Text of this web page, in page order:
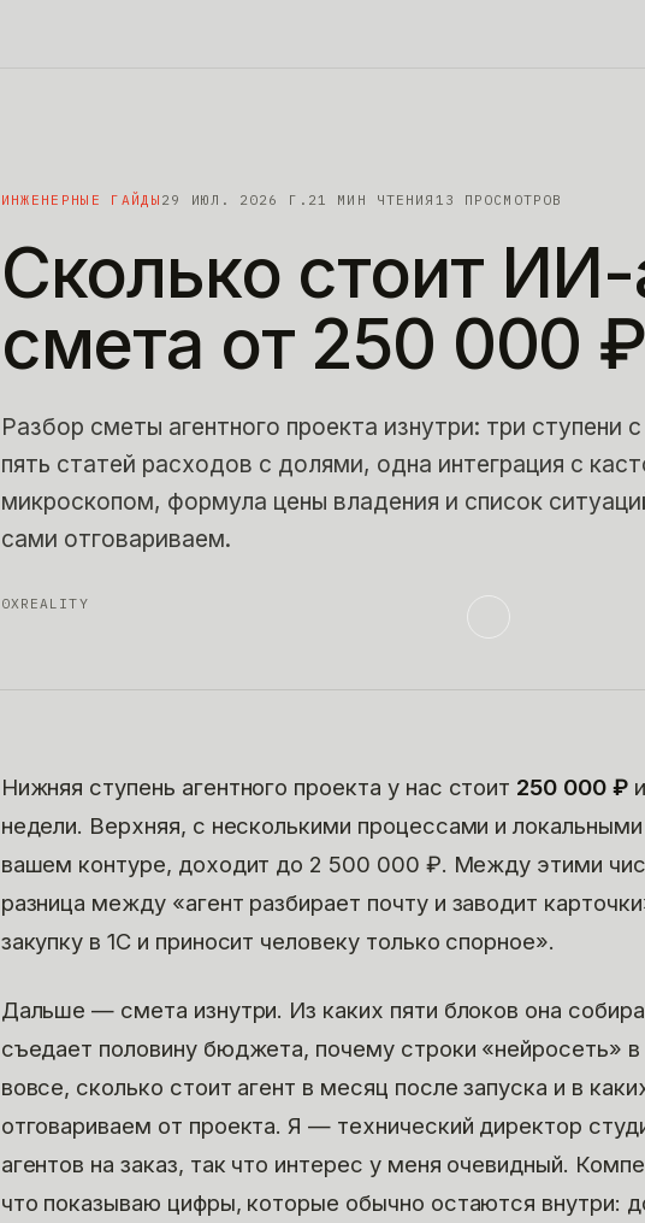
ИНЖЕНЕРНЫЕ ГАЙДЫ 29 ИЮЛ. 2026 Г. 21 МИН ЧТЕНИЯ 13 ПРОСМОТРОВ
Сколько стоит ИИ-
смета от 250 000 ₽
Разбор сметы агентного проекта изнутри: три ступени
пять статей расходов с долями, одна интеграция с
микроскопом, формула цены владения и список
сами отговариваем.
0XREALITY
Нижняя ступень агентного проекта у нас стоит 250 000 ₽
недели. Верхняя, с несколькими процессами и
вашем контуре, доходит до 2 500 000 ₽. Между этими
разница между «агент разбирает почту и заводит
закупку в 1С и приносит человеку только спорное».
Дальше — смета изнутри. Из каких пяти блоков она
съедает половину бюджета, почему строки «нейросеть»
вовсе, сколько стоит агент в месяц после запуска и в
отговариваем от проекта. Я — технический директор
агентов на заказ, так что интерес у меня очевидный.
что показываю цифры, которые обычно остаются внутри: